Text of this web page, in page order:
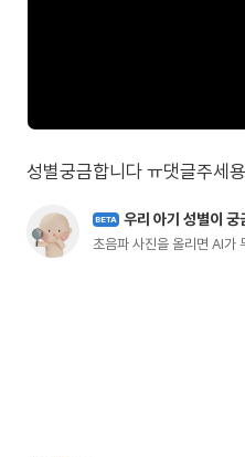
성별궁금합니다 ㅠ댓글주세
BETA 우리 아기 성별이 궁
초음파 사진을 올리면 AI가